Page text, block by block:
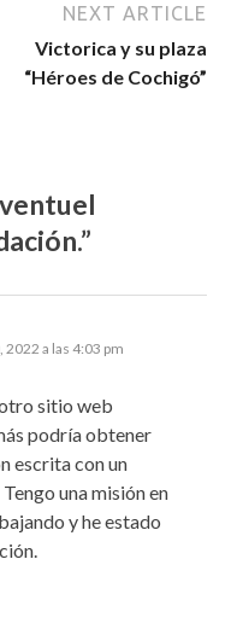
NEXT ARTICLE
Victorica y su plaza
“Héroes de Cochigó”
2022 a las 4:03 pm
sitio web
podría obtener
escrita con un
una misión en
y he estado